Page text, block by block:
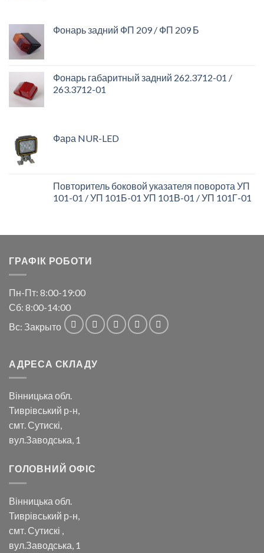
Фонарь задний ФП 209 / ФП 209 Б
Фонарь габаритный задний 262.3712-01 /
263.3712-01
Фара NUR-LED
Повторитель боковой указателя поворота УП
101-01 / УП 101Б-01 УП 101В-01 / УП 101Г-01
ГРАФІК РОБОТИ
Пн-Пт: 8:00-19:00
Сб: 8:00-14:00
Вс: Закрыто
АДРЕСА СКЛАДУ
Вінницька обл.
Тиврівський р-н,
смт. Сутискі,
вул.Заводська, 1
ГОЛОВНИЙ ОФІС
Вінницька обл.
Тиврівський р-н,
смт. Сутискі ,
вул.Заводська, 1